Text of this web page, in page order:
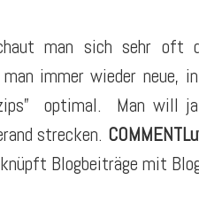
man sich sehr oft
immer wieder neue,
optimal. Man will
strecken.
Blogbeiträge mit